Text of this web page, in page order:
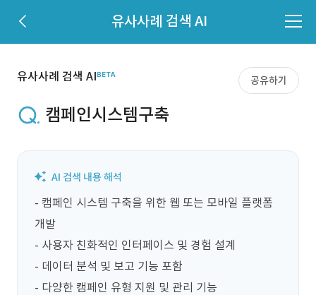
유사사례 검색 AI
유사사례 검색 AI 공유하기
캠페인시스템구축
- 캠페인 시스템 구축을 위한 웹 또는 모바일 플랫폼
개발
- 사용자 친화적인 인터페이스 및 경험 설계
- 데이터 분석 및 보고 기능 포함
- 다양한 캠페인 유형 지원 및 관리 기능